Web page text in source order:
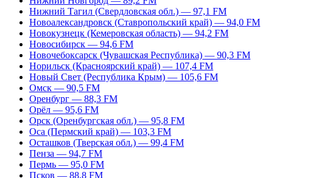
Нижний Тагил (Свердловская обл.) — 97,1 FM
Новоалександровск (Ставропольский край) — 94,0 FM
Новокузнецк (Кемеровская область) — 94,2 FM
Новосибирск — 94,6 FM
Новочебоксарск (Чувашская Республика) — 90,3 FM
Норильск (Красноярский край) — 107,4 FM
Новый Свет (Республика Крым) — 105,6 FM
Омск — 90,5 FM
Оренбург — 88,3 FM
Орёл — 95,6 FM
Орск (Оренбургская обл.) — 95,8 FM
Оса (Пермский край) — 103,3 FM
Осташков (Тверская обл.) — 99,4 FM
Пенза — 94,7 FM
Пермь — 95,0 FM
Псков — 88,8 FM